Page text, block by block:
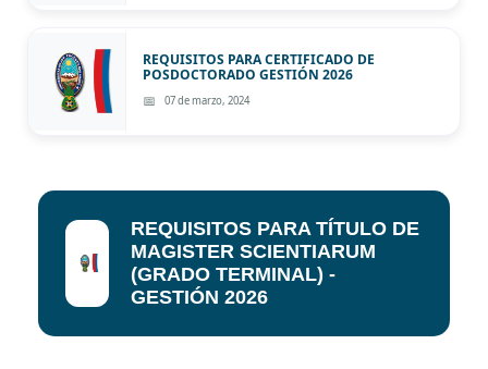
REQUISITOS PARA CERTIFICADO DE
POSDOCTORADO GESTIÓN 2026
07 de marzo, 2024
REQUISITOS PARA TÍTULO DE
MAGISTER SCIENTIARUM
(GRADO TERMINAL) -
GESTIÓN 2026